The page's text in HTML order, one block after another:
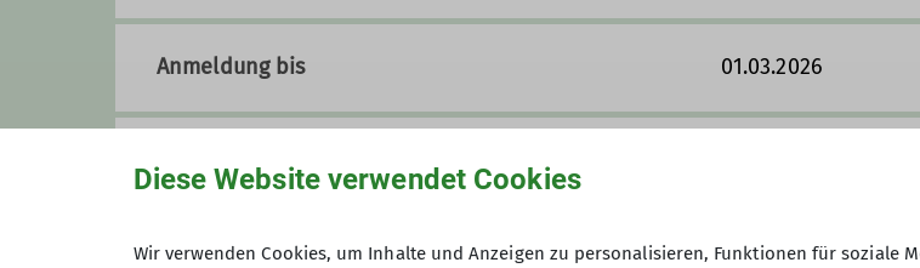
Qualifikationen
Trainer*in C Skibergsteigen
Anmeldung bis 01.03.2026
Preis
Diese Website verwendet Cookies
Wir verwenden Cookies, um Inhalte und Anzeigen zu personalisieren, Funktionen für soziale